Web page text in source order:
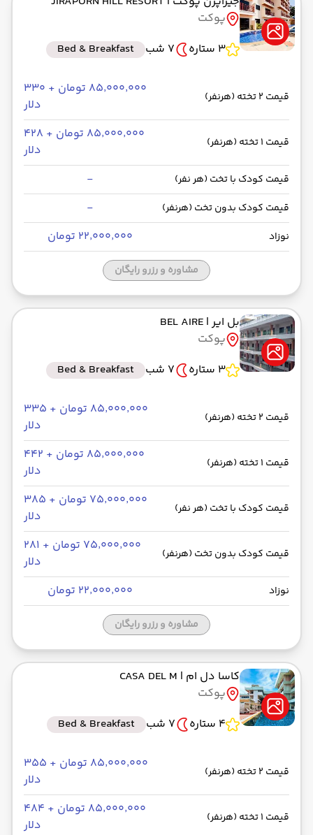
رسیدن به مقصد : 00:00
ایر آسیا -Economy
مدت سفر: 01:00
از فرودگاه بین‌المللی سووارنابومی BKK
رسیدن به مقصد : 00:00
ماهان -Economy
مدت سفر: 07:20
پوکت
3 ستاره
7 شب Bed & Breakfast
قیمت 2 تخته (هرنفر)
۸۵٬۰۰۰٬۰۰۰ تومان + ۳۳۰
دلار
قیمت 1 تخته (هرنفر)
۸۵٬۰۰۰٬۰۰۰ تومان + ۴۲۸
دلار
قیمت کودک با تخت (هر نفر) -
قیمت کودک بدون تخت (هرنفر) -
نوزاد ۲۲٬۰۰۰٬۰۰۰ تومان
مشاوره و رزرو رایگان
بل ایر| BEL AIRE
پوکت
3 ستاره
7 شب Bed & Breakfast
قیمت 2 تخته (هرنفر)
۸۵٬۰۰۰٬۰۰۰ تومان + ۳۳۵
دلار
قیمت 1 تخته (هرنفر)
۸۵٬۰۰۰٬۰۰۰ تومان + ۴۴۲
دلار
قیمت کودک با تخت (هر نفر)
۷۵٬۰۰۰٬۰۰۰ تومان + ۳۸۵
دلار
قیمت کودک بدون تخت (هرنفر)
۷۵٬۰۰۰٬۰۰۰ تومان + ۲۸۱
دلار
نوزاد ۲۲٬۰۰۰٬۰۰۰ تومان
مشاوره و رزرو رایگان
کاسا دل ام | CASA DEL M
پوکت
4 ستاره
7 شب Bed & Breakfast
قیمت 2 تخته (هرنفر)
۸۵٬۰۰۰٬۰۰۰ تومان + ۳۵۵
دلار
قیمت 1 تخته (هرنفر)
۸۵٬۰۰۰٬۰۰۰ تومان + ۴۸۴
دلار